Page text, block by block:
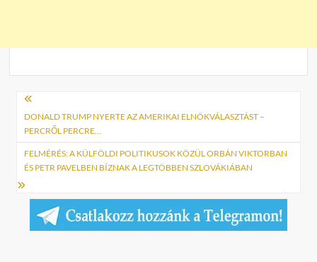
Bejegyzés
navigáció
DONALD TRUMP NYERTE AZ AMERIKAI ELNÖKVÁLASZTÁST –
PERCRŐL PERCRE…
FELMÉRÉS: A KÜLFÖLDI POLITIKUSOK KÖZÜL ORBÁN VIKTORBAN
ÉS PETR PAVELBEN BÍZNAK A LEGTÖBBEN SZLOVÁKIÁBAN